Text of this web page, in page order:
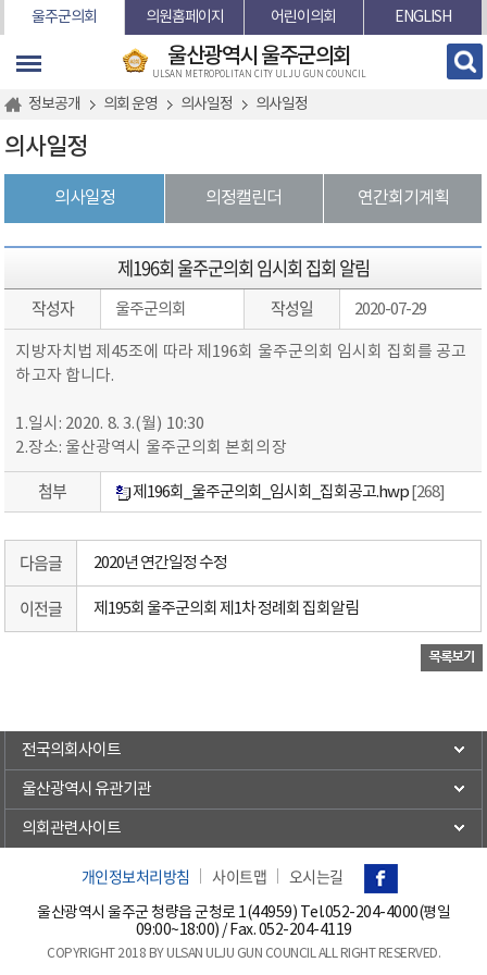
본문바로가기
울주군의회 의원홈페이지 어린이의회 ENGLISH
울산광역시 울주군의회
ULSAN METROPOLITAN CITY ULJU GUN COUNCIL
정보공개 의회 운영 의사일정 의사일정
의사일정
의사일정 의정캘린더 연간회기계획
제196회 울주군의회 임시회 집회 알림
작성자 울주군의회 작성일 2020-07-29
지방자치법 제45조에 따라 제196회 울주군의회 임시회 집회를 공고
하고자 합니다.
1.일시: 2020. 8. 3.(월) 10:30
2.장소: 울산광역시 울주군의회 본회의장
첨부 제196회_울주군의회_임시회_집회공고.hwp [268]
다음글 2020년 연간일정 수정
이전글 제195회 울주군의회 제1차 정례회 집회알림
전국의회사이트
울산광역시 유관기관
의회관련사이트
개인정보처리방침 사이트맵 오시는길
울산광역시 울주군 청량읍 군청로 1(44959) Tel.052-204-4000(평일
09:00~18:00) / Fax. 052-204-4119
COPYRIGHT 2018 BY ULSAN ULJU GUN COUNCIL ALL RIGHT RESERVED.